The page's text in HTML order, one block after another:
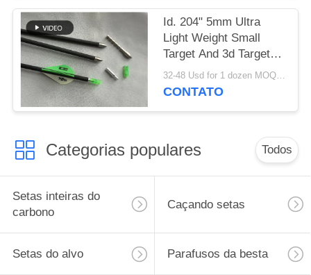
Id. 204" 5mm Ultra
Light Weight Small
Target And 3d Target
Spine
250/300/350/400/500/600/
32-48 Usd for 1 dozen MOQ:2 dúzias
CONTATO
Categorias populares Todos
Setas inteiras do
carbono
Caçando setas
Setas do alvo Parafusos da besta